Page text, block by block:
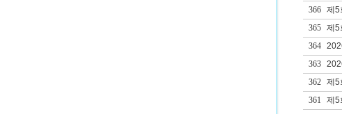
366 제5
365
제5
364
363
362
제5
361
제5